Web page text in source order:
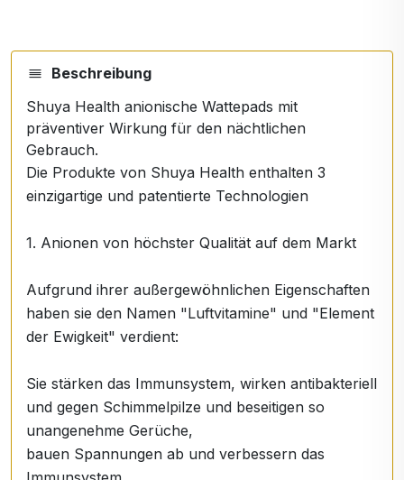
Beschreibung
Shuya Health anionische Wattepads mit
präventiver Wirkung für den nächtlichen
Gebrauch.
Die Produkte von Shuya Health enthalten 3
einzigartige und patentierte Technologien
1. Anionen von höchster Qualität auf dem Markt
Aufgrund ihrer außergewöhnlichen Eigenschaften
haben sie den Namen "Luftvitamine" und "Element
der Ewigkeit" verdient:
Sie stärken das Immunsystem, wirken antibakteriell
und gegen Schimmelpilze und beseitigen so
unangenehme Gerüche,
bauen Spannungen ab und verbessern das